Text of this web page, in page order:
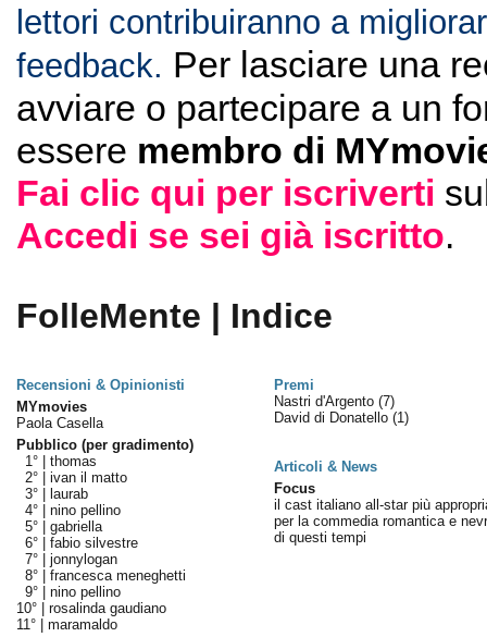
lettori contribuiranno a
feedback. Per lasciare una
avviare o partecipare a un
essere membro di
Fai clic qui per iscriverti
Accedi se sei già iscritto.
FolleMente | Indice
Recensioni & Opinionisti
Premi
MYmovies
Paola Casella
Pubblico (per gradimento)
1° | thomas
2° | ivan il matto
3° |
laurab
4° | nino pellino
5° | gabriella
6° | fabio silvestre
7° | jonnylogan
8° | francesca meneghetti
9° | nino pellino
10° | rosalinda gaudiano
11° | maramaldo
Nastri d'Argento (7)
David di Donatello (1)
Articoli & News
Focus
il cast italiano all-star più
per la commedia romantica e
di questi tempi